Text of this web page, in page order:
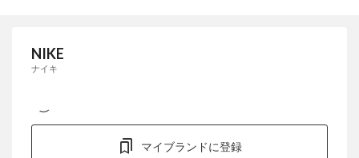
NIKE
ナイキ
マイブランドに登録